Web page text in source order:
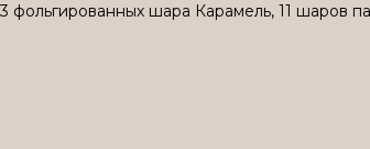
фольгированных шара Карамель, 11 шаров